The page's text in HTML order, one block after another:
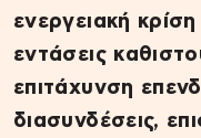
ενεργειακή κρίση
εντάσεις
επιτάχυνση
διασυνδέσεις,